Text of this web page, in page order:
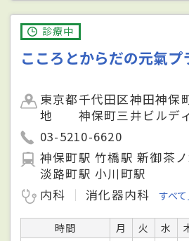
診療中
こころとからだの元氣プ
東京都千代田区神田神保
地 神保町三井ビルディ
03-5210-6620
神保町駅 竹橋駅 新御茶
淡路町駅 小川町駅
内科
消化器内科 すべ
時間 月 火 水